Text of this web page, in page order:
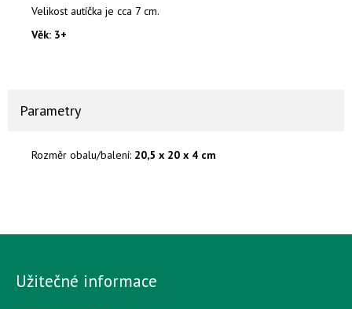
Velikost autíčka je cca 7 cm.
Věk: 3+
Parametry
Rozměr obalu/balení: 20,5 x 20 x 4 cm
Užitečné informace